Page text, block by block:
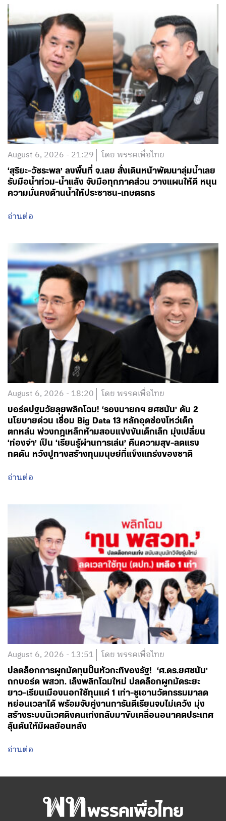
August 6, 2026 - 21:29 โดย พรรคเพื่อไทย
‘สุริยะ-วัชระพล’ ลงพื้นที่ จ.เลย สั่งเดินหน้าพัฒนาลุ่มน้ำเลย
รับมือน้ำท่วม-น้ำแล้ง จับมือทุกภาคส่วน วางแผนให้ดี หนุน
ความมั่นคงด้านน้ำให้ประชาชน-เกษตรกร
อ่านต่อ
August 6, 2026 - 18:20 โดย พรรคเพื่อไทย
บอร์ดปฐมวัยลุยพลิกโฉม! ‘รองนายกฯ ยศชนัน’ ดัน 2
นโยบายด่วน เชื่อม Big Data 13 หลักอุดช่องโหว่เด็ก
ตกหล่น พ่วงกฎเหล็กห้ามสอบแข่งขันเด็กเล็ก มุ่งเปลี่ยน
‘ท่องจำ’ เป็น ‘เรียนรู้ผ่านการเล่น’ คืนความสุข-ลดแรง
กดดัน หวังปูทางสร้างทุนมนุษย์ที่แข็งแกร่งของชาติ
อ่านต่อ
August 6, 2026 - 13:51 โดย พรรคเพื่อไทย
ปลดล็อกการผูกมัดทุนปั้นหัวกะทิของรัฐ! ‘ศ.ดร.ยศชนัน’
ถกบอร์ด พสวท. เล็งพลิกโฉมใหม่ ปลดล็อกผูกมัดระยะ
ยาว-เรียนเมืองนอกใช้ทุนแค่ 1 เท่า-ชูเอานวัตกรรมมาลด
หย่อนเวลาได้ พร้อมจับคู่งานการันตีเรียนจบไม่เคว้ง มุ่ง
สร้างระบบนิเวศดึงคนเก่งกลับมาขับเคลื่อนอนาคตประเทศ
ลุ้นดันให้มีผลย้อนหลัง
อ่านต่อ